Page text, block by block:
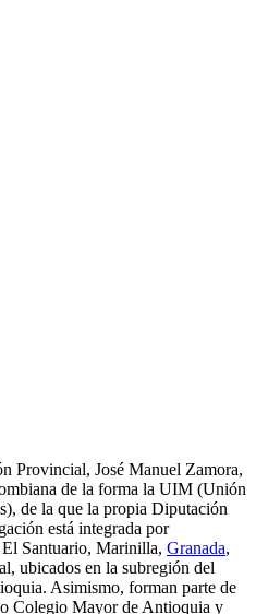
Provincial, José Manuel Zamora,
de la forma la UIM (Unión
de la que la propia Diputación
está integrada por
El Santuario, Marinilla, Granada,
ubicados en la subregión del
Asimismo, forman parte de
Colegio Mayor de Antioquia y